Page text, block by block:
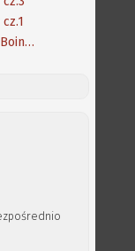
Czarna myszka z Boing Ball